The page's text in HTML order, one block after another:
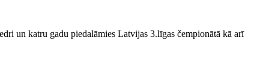
un katru gadu piedalāmies Latvijas 3.līgas čempionātā kā arī